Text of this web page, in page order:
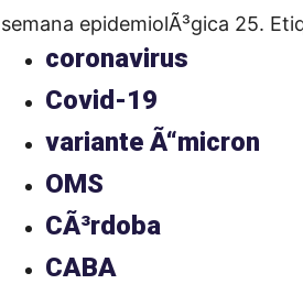
semana epidemiolÃ³gica 25.
coronavirus
Covid-19
variante Ã“micron
OMS
CÃ³rdoba
CABA